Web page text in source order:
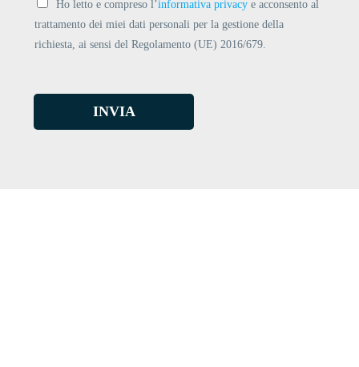
Ho letto e compreso l’informativa privacy e acconsento al
trattamento dei miei dati personali per la gestione della
richiesta, ai sensi del Regolamento (UE) 2016/679.
INVIA